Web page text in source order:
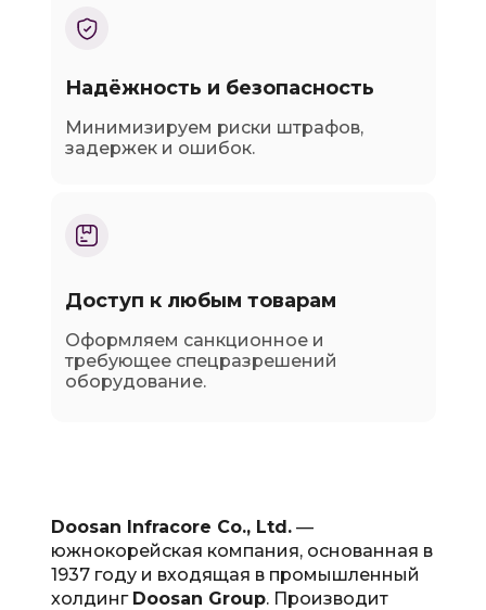
Надёжность и безопасность
Минимизируем риски штрафов,
задержек и ошибок.
Доступ к любым товарам
Оформляем санкционное и
требующее спецразрешений
оборудование.
Doosan Infracore Co., Ltd.—
южнокорейская компания, основанная в
1937 году и входящая в промышленный
холдинг Doosan Group. Производит